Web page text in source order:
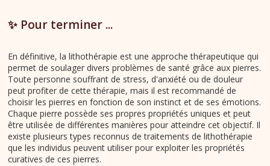
✨ Pour terminer ...
En définitive, la lithothérapie est une approche thérapeutique qui
permet de soulager divers problèmes de santé grâce aux pierres.
Toute personne souffrant de stress, d'anxiété ou de douleur
peut profiter de cette thérapie, mais il est recommandé de
choisir les pierres en fonction de son instinct et de ses émotions.
Chaque pierre possède ses propres propriétés uniques et peut
être utilisée de différentes manières pour atteindre cet objectif. Il
existe plusieurs types reconnus de traitements de lithothérapie
que les individus peuvent utiliser pour exploiter les propriétés
curatives de ces pierres.